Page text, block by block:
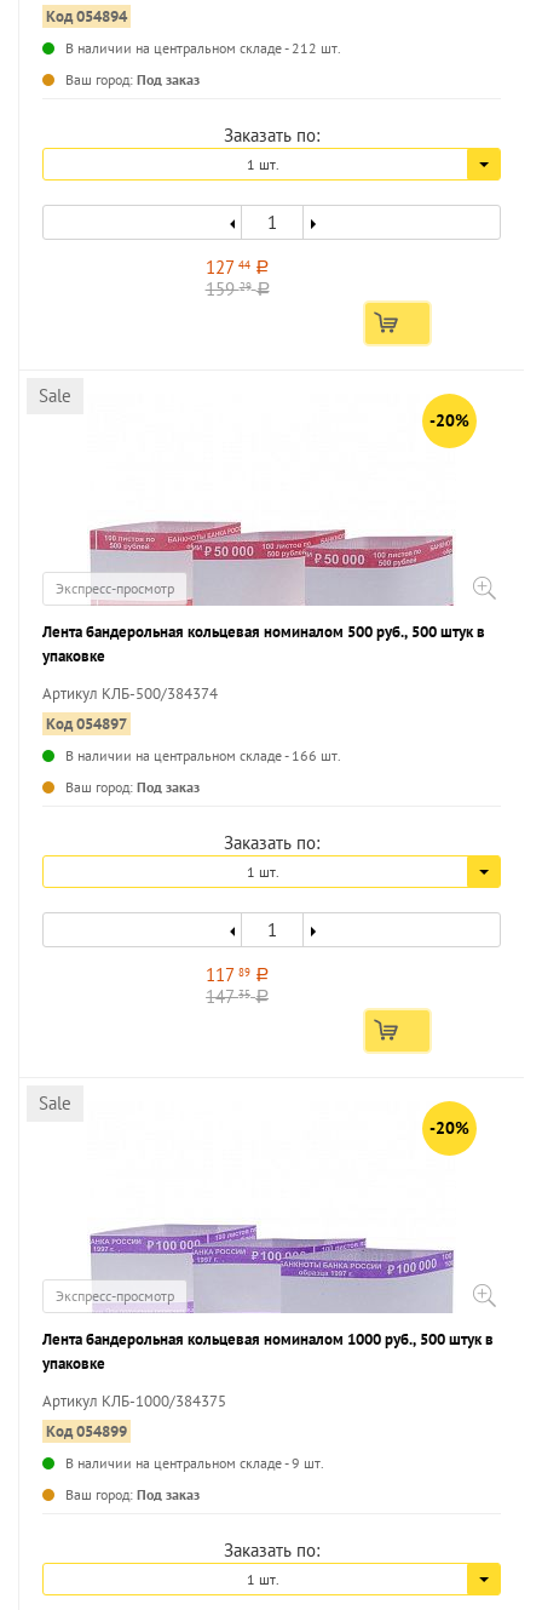
Код 054894
В наличии на центральном складе - 212 шт.
Ваш город: Под заказ
Заказать по:
1 шт.
12744 a
15929 a
Sale
-20%
Экспресс-просмотр
Лента бандерольная кольцевая номиналом 500 руб., 500 штук в
упаковке
Артикул КЛБ-500/384374
Код 054897
В наличии на центральном складе - 166 шт.
Ваш город: Под заказ
Заказать по:
1 шт.
11789 a
14735 a
Sale
-20%
Экспресс-просмотр
Лента бандерольная кольцевая номиналом 1000 руб., 500 штук в
упаковке
Артикул КЛБ-1000/384375
Код 054899
В наличии на центральном складе - 9 шт.
Ваш город: Под заказ
Заказать по:
1 шт.